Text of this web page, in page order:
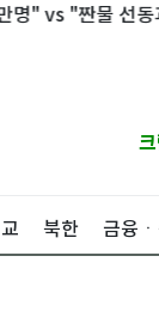
짠물 선동과 달라"
북한 금융